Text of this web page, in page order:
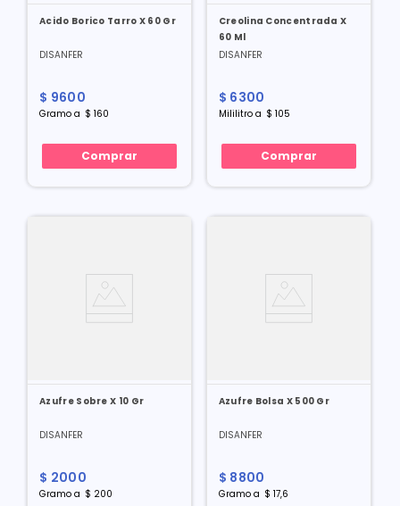
Acido Borico Tarro X 60 Gr
DISANFER
$ 9600
Gramo a $ 160
Comprar
Creolina Concentrada X
60 Ml
DISANFER
$ 6300
Mililitroa $ 105
Comprar
Azufre Sobre X 10 Gr
DISANFER
$ 2000
Gramo a $ 200
Azufre Bolsa X 500 Gr
DISANFER
$ 8800
Gramoa $ 17,6